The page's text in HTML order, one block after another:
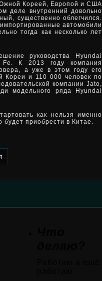
Кореей, Европой и США
деле внутренний довольно
существенно облегчился.
автомобили
тогда как несколько лет
руководства Hyundai
Fe. К 2013 году компания
а уже в этом году его
Кореи и 110 000 человек по
компании Jato,
модельного ряда Hyundai
как нельзя именно
приобрести в Китае.